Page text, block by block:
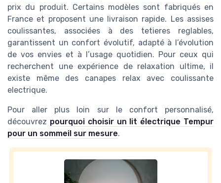
prix du produit. Certains modèles sont fabriqués en
France et proposent une livraison rapide. Les assises
coulissantes, associées à des tetieres reglables,
garantissent un confort évolutif, adapté à l’évolution
de vos envies et à l’usage quotidien. Pour ceux qui
recherchent une expérience de relaxation ultime, il
existe même des canapes relax avec coulissante
electrique.
Pour aller plus loin sur le confort personnalisé,
découvrez pourquoi choisir un lit électrique Tempur
pour un sommeil sur mesure.